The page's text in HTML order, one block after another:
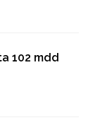
102 mdd